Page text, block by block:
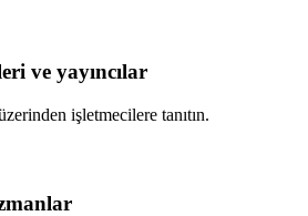
ve yayıncılar
işletmecilere tanıtın.